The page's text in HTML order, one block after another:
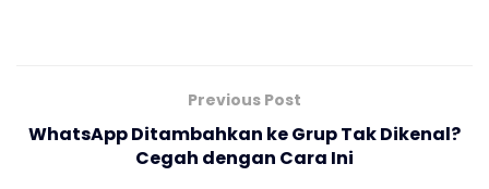
Previous Post
WhatsApp Ditambahkan ke Grup Tak Dikenal?
Cegah dengan Cara Ini